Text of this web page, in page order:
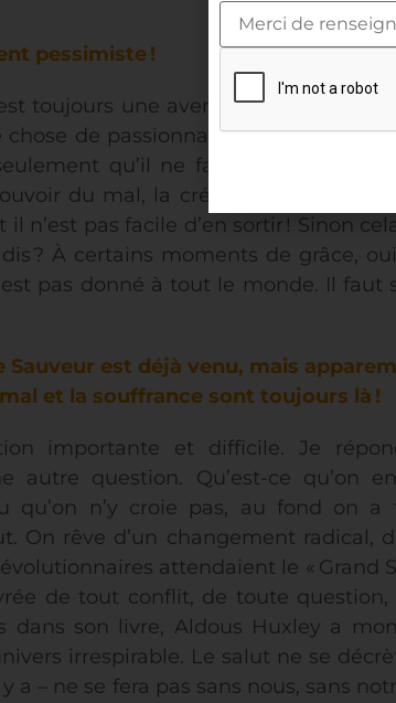
pessimiste!
toujours une aventure
de passionnant aussi bien au
qu’il ne faut pas rêver. Le
du mal, la création est sous
il n’est pas facile d’en sortir ! Sinon
? À certains moments de grâce,
pas donné à tout le monde. Il faut
Sauveur est déjà venu, mais
et la souffrance sont toujours là !
importante et difficile. Je
autre question. Qu’est-ce qu’on
qu’on n’y croie pas, au fond on
On rêve d’un changement radical,
attendaient le « Grand
de tout conflit, de toute
dans son livre, Aldous Huxley a
irrespirable. Le salut ne se
a – ne se fera pas sans nous, sans